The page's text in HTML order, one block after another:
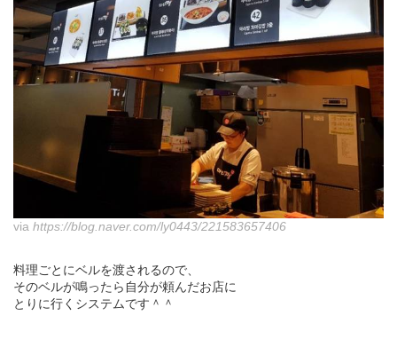
via https://blog.naver.com/ly0443/221583657406
料理ごとにベルを渡されるので、
そのベルが鳴ったら自分が頼んだお店に
とりに行くシステムです＾＾